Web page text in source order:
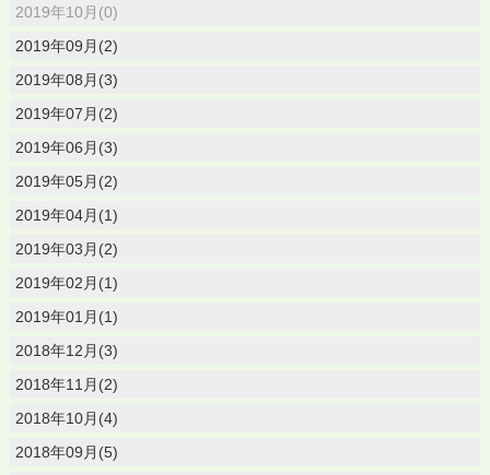
2019年10月(0)
2019年09月(2)
2019年08月(3)
2019年07月(2)
2019年06月(3)
2019年05月(2)
2019年04月(1)
2019年03月(2)
2019年02月(1)
2019年01月(1)
2018年12月(3)
2018年11月(2)
2018年10月(4)
2018年09月(5)